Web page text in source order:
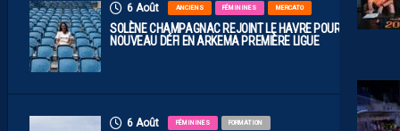
6 Août ANCIENS FÉMININES MERCATO
SOLÈNE CHAMPAGNAC REJOINT LE HAVRE POUR UN
NOUVEAU DÉFI EN ARKEMA PREMIÈRE LIGUE
6 Août FÉMININES FORMATION